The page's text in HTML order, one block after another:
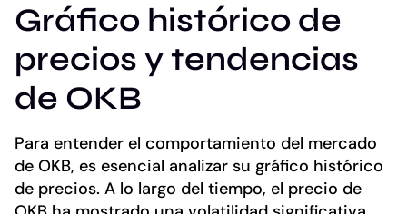
Gráfico histórico de
precios y tendencias
de OKB
Para entender el comportamiento del mercado
de OKB, es esencial analizar su gráfico histórico
de precios. A lo largo del tiempo, el precio de